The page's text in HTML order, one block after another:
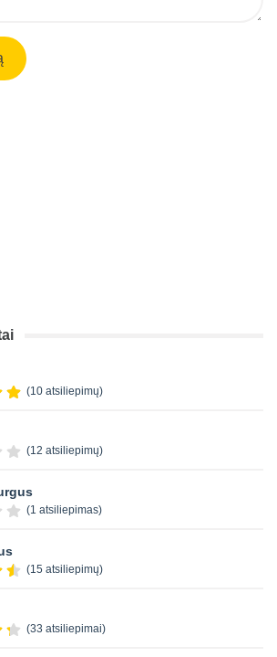
(10 atsiliepimų)
(12 atsiliepimų)
(1 atsiliepimas)
(15 atsiliepimų)
(33 atsiliepimai)